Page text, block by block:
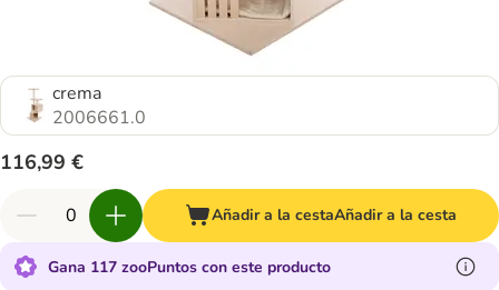
crema
2006661.0
116,99 €
Añadir a la cestaAñadir a la cesta
Gana 117 zooPuntos con este producto